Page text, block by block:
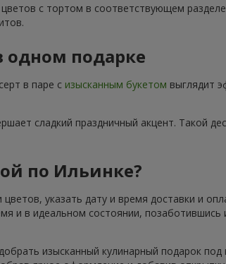
с тортом в соответствующем разделе
одном подарке
в паре с изысканным букетом выглядит
сладкий праздничный акцент. Такой
по Ильинке?
указать дату и время доставки и
и в идеальном состоянии, позаботившись
изысканный кулинарный подарок под